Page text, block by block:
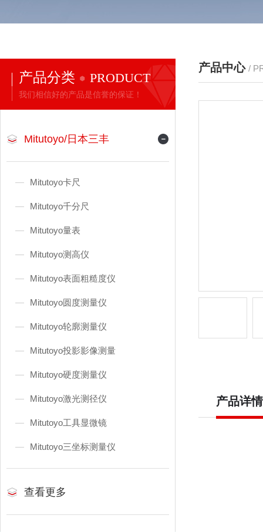
产品分类 PRODUCT
我们相信好的产品是信誉的保证！
Mitutoyo/日本三丰
Mitutoyo卡尺
Mitutoyo千分尺
Mitutoyo量表
Mitutoyo测高仪
Mitutoyo表面粗糙度仪
Mitutoyo圆度测量仪
Mitutoyo轮廓测量仪
Mitutoyo投影影像测量
Mitutoyo硬度测量仪
Mitutoyo激光测径仪
Mitutoyo工具显微镜
Mitutoyo三坐标测量仪
查看更多
产品中心 /
产品详情